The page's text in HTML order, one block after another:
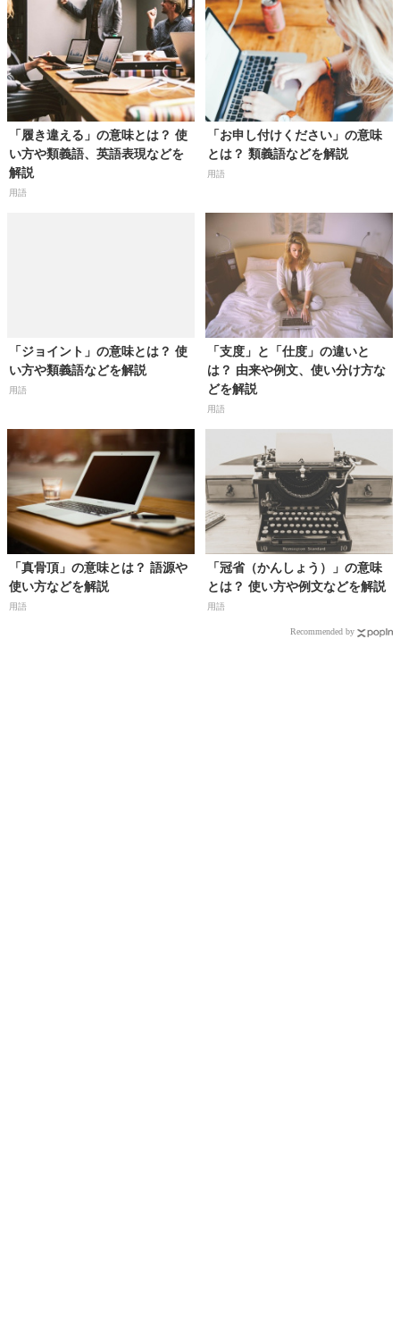
「履き違える」の意味とは？ 使
い方や類義語、英語表現などを
解説
用語
「お申し付けください」の意味
とは？ 類義語などを解説
用語
「ジョイント」の意味とは？ 使
い方や類義語などを解説
用語
「支度」と「仕度」の違いと
は？ 由来や例文、使い分け方な
どを解説
用語
「真骨頂」の意味とは？ 語源や
使い方などを解説
用語
「冠省（かんしょう）」の意味
とは？ 使い方や例文などを解説
用語
Recommended by